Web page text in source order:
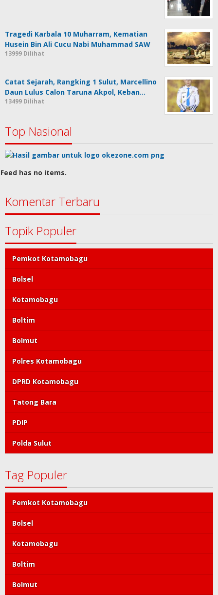
Tragedi Karbala 10 Muharram, Kematian
Husein Bin Ali Cucu Nabi Muhammad SAW
13999 Dilihat
Catat Sejarah, Rangking 1 Sulut, Marcellino
Daun Lulus Calon Taruna Akpol, Keban…
13499 Dilihat
Top Nasional
Feed has no items.
Komentar Terbaru
Topik Populer
Pemkot Kotamobagu
Bolsel
Kotamobagu
Boltim
Bolmut
Polres Kotamobagu
DPRD Kotamobagu
Tatong Bara
PDIP
Polda Sulut
Tag Populer
Pemkot Kotamobagu
Bolsel
Kotamobagu
Boltim
Bolmut